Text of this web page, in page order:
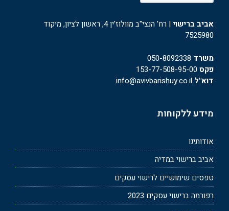
אביב ברישוי
| רח' הנצי"ב מוולוז'ין 4, ראשון לציון, מיקוד
7525980
משרד 050-8092338
פקס
דוא"ל
מידע ללקוחות
אודותינו
אביב ברישוי במדיה
טפסים שימושיים לרישוי עסקים
רפורמה ברישוי עסקים 2023